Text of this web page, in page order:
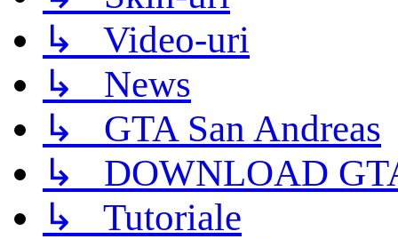
↳ Video-uri
↳ News
↳ GTA San Andreas
↳ DOWNLOAD
↳ Tutoriale